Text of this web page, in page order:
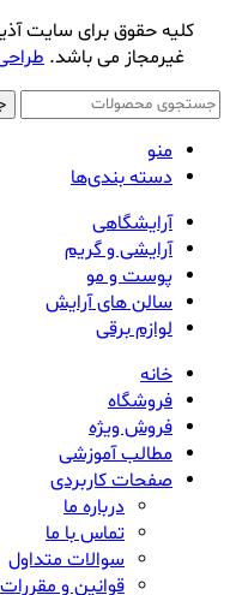
کلیه حقوق برای سایت
غیرمجاز می باشد.
منو
دسته بندی‌ها
آرایشگاهی
آرایشی و گریم
پوست و مو
سالن های آرایش
لوازم برقی
خانه
فروشگاه
فروش ویژه
مطالب آموزشی
صفحات کاربردی
درباره ما
تماس با ما
سوالات متداول
قوانین و مقررات